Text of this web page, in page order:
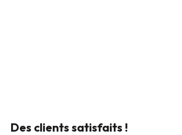
Des clients satisfaits !